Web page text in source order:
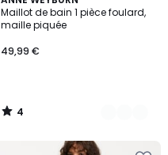
Maillot de bain 1 pièce foulard,
maille piquée
49,99 €
/
5
Couleurs
4
/